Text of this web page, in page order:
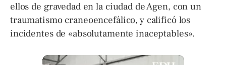
ellos de gravedad en la ciudad de Agen, con un
traumatismo craneoencefálico, y calificó los
incidentes de «absolutamente inaceptables».